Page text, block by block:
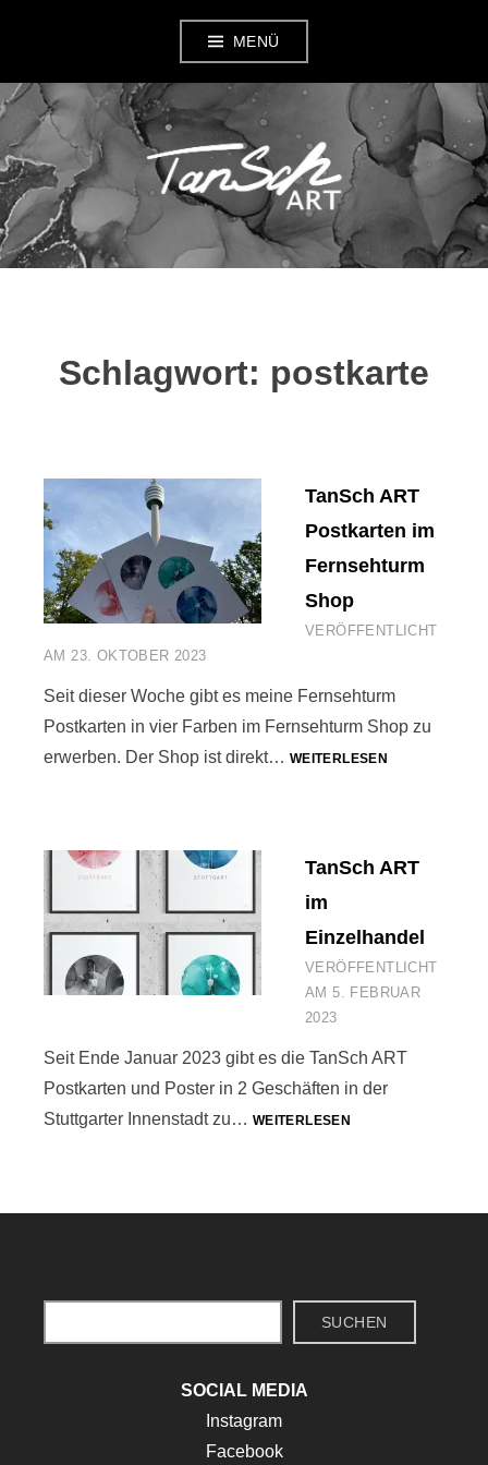
springen
MENÜ
TANSCH ART
Schlagwort: postkarte
TanSch ART
Postkarten im
Fernsehturm
Shop
VERÖFFENTLICHT
AM23. OKTOBER 2023
Seit dieser Woche gibt es meine Fernsehturm
Postkarten in vier Farben im Fernsehturm Shop zu
erwerben. Der Shop ist direkt… WEITERLESENTANSCH
SHOP
TanSch ART
im
Einzelhandel
VERÖFFENTLICHT
AM5. FEBRUAR
2023
Seit Ende Januar 2023 gibt es die TanSch ART
Postkarten und Poster in 2 Geschäften in der
Stuttgarter Innenstadt zu… WEITERLESENTANSCH
SUCHEN
SOCIAL MEDIA
Instagram
Facebook